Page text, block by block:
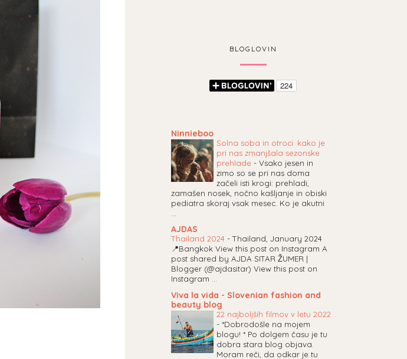
BLOGLOVIN
Ninnieboo
Solna soba in otroci: kako je
pri nas zmanjšala sezonske
prehlade -Vsako jesen in
zimo so se pri nas doma
začeli isti krogi: prehladi,
zamašen nosek, nočno kašljanje in obiski
pediatra skoraj vsak mesec. Ko je akutni
AJDAS
Thailand 2024 -Thailand, January 2024
📍Bangkok View this post on Instagram A
post shared by AJDA SITAR ŽUMER |
Blogger (@ajdasitar) View this post on
Instagram ...
Viva la vida - Slovenian fashion and
beauty blog
22 najboljših filmov v letu 2022
-*Dobrodošle na mojem
blogu! * Po dolgem času je tu
dobra stara blog objava.
Moram reči, da odkar je tu